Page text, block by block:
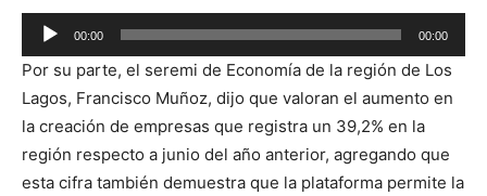
Reproductor
de
audio
00:00 00:00
Por su parte, el seremi de Economía de la región de Los
Lagos, Francisco Muñoz, dijo que valoran el aumento en
la creación de empresas que registra un 39,2% en la
región respecto a junio del año anterior, agregando que
esta cifra también demuestra que la plataforma permite la